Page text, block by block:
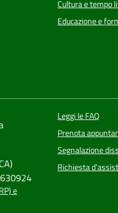
Cultura e tempo
Educazione e
e
Leggi le FAQ
Prenota
Segnalazione
Richiesta